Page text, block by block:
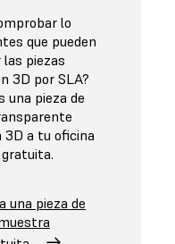
lo
que pueden
piezas
3D por SLA?
una pieza de
3D a tu oficina
una pieza de